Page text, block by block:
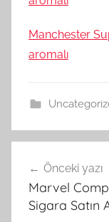
Manchester
aromalı
gezinmesi
Önceki yazı
Marvel
Sigara Satın